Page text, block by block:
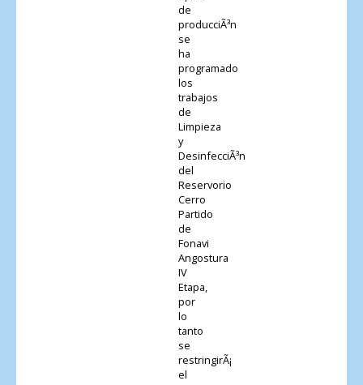
de
producciÃ³n
se
ha
programado
los
trabajos
de
Limpieza
y
DesinfecciÃ³n
del
Reservorio
Cerro
Partido
de
Fonavi
Angostura
IV
Etapa,
por
lo
tanto
se
restringirÃ¡
el